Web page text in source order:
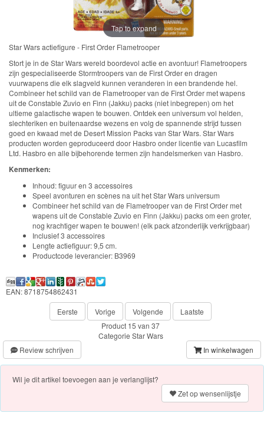
Fireman
Sam
Magische
Eenhoorn
Mickey
&
Minnie
Puzzels
Avengers
Forever
Friends
Spiderman
princess
Angry
Birds
Batman
Tap to expand
Star Wars actiefigure - First Order Flametrooper
Stort je in de Star Wars wereld boordevol actie en avontuur! Flametroopers
zijn gespecialiseerde Stormtroopers van de First Order en dragen
vuurwapens die elk slagveld kunnen veranderen in een brandende hel.
Combineer het schild van de Flametrooper van de First Order met wapens
uit de Constable Zuvio en Finn (Jakku) packs (niet inbegrepen) om het
ultieme galactische wapen te bouwen. Ontdek een universum vol helden,
slechteriken en buitenaardse wezens en volg de spannende strijd tussen
goed en kwaad met de Desert Mission Packs van Star Wars. Star Wars
producten worden geproduceerd door Hasbro onder licentie van Lucasfilm
Ltd. Hasbro en alle bijbehorende termen zijn handelsmerken van Hasbro.
Kenmerken:
Inhoud: figuur en 3 accessoires
Speel avonturen en scènes na uit het Star Wars universum
Combineer het schild van de Flametrooper van de First Order met
wapens uit de Constable Zuvio en Finn (Jakku) packs om een groter,
nog krachtiger wapen te bouwen! (elk pack afzonderlijk verkrijgbaar)
Inclusief 3 accessoires
Lengte actiefiguur: 9,5 cm.
Productcode leverancier: B3969
EAN: 8718754862431
Eerste
Vorige Volgende
Laatste
Product 15 van 37
Categorie Star Wars
Review schrijven
In winkelwagen
Wil je dit artikel toevoegen aan je verlanglijst?
Zet op wensenlijstje